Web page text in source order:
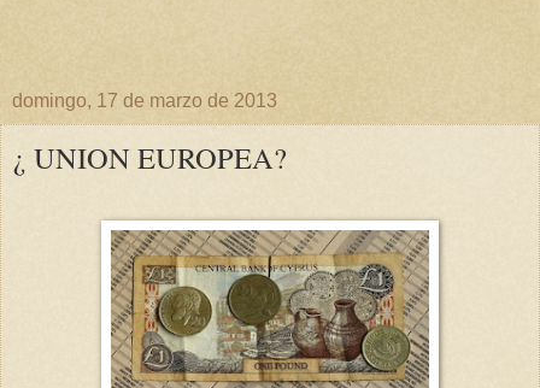
domingo, 17 de marzo de 2013
¿ UNION EUROPEA?